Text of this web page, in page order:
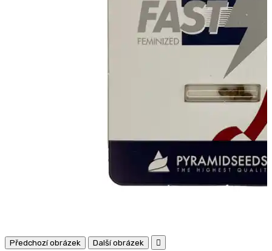
Předchozí obrázek Další obrázek 